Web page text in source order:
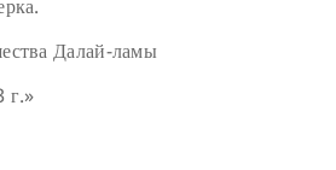
Далай-ламы
г.»